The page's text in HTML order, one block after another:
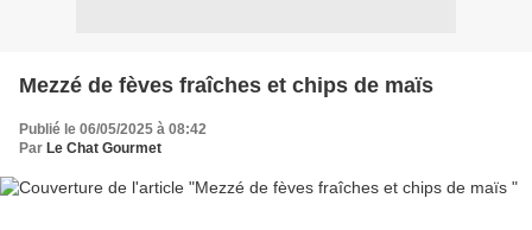
Mezzé de fèves fraîches et chips de maïs
Publié le 06/05/2025 à 08:42
Par Le Chat Gourmet